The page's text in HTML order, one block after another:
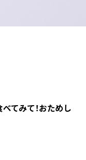
べてみて！おためし